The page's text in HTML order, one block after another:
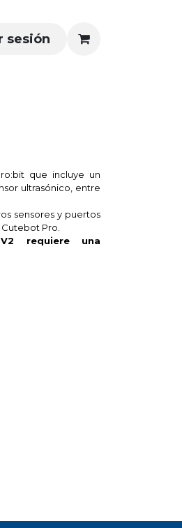
sesión
que incluye un
ultrasónico, entre
sensores y puertos
Pro.
requiere una